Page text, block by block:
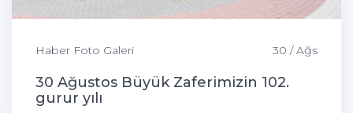
Haber Foto Galeri 30 / Ağs
30 Ağustos Büyük Zaferimizin 102.
gurur yılı